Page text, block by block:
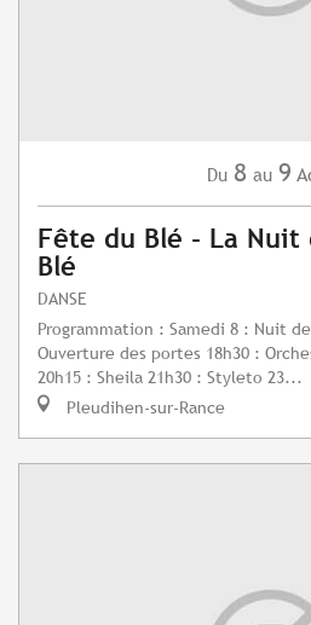
Du 8 au 9
Fête du Blé - La
Blé
DANSE
Programmation : Samedi 8 : Nuit
Ouverture des portes 18h30 :
20h15 : Sheila 21h30 : Styleto 23...
Pleudihen-sur-Rance